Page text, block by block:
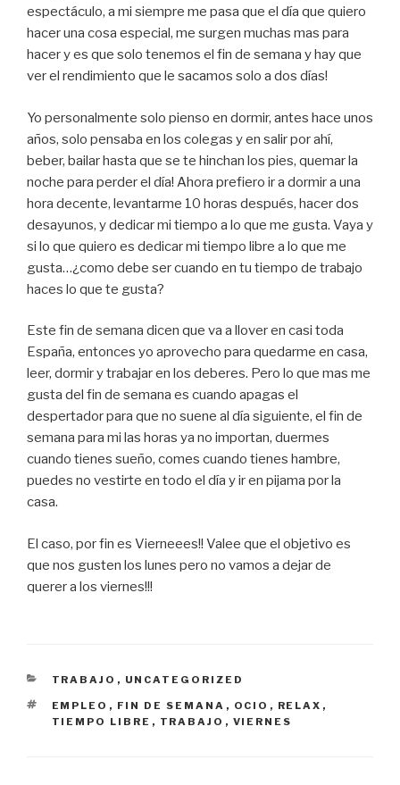
espectáculo, a mi siempre me pasa que el día que quiero
hacer una cosa especial, me surgen muchas mas para
hacer y es que solo tenemos el fin de semana y hay que
ver el rendimiento que le sacamos solo a dos días!
Yo personalmente solo pienso en dormir, antes hace unos
años, solo pensaba en los colegas y en salir por ahí,
beber, bailar hasta que se te hinchan los pies, quemar la
noche para perder el día! Ahora prefiero ir a dormir a una
hora decente, levantarme 10 horas después, hacer dos
desayunos, y dedicar mi tiempo a lo que me gusta. Vaya y
si lo que quiero es dedicar mi tiempo libre a lo que me
gusta…¿como debe ser cuando en tu tiempo de trabajo
haces lo que te gusta?
Este fin de semana dicen que va a llover en casi toda
España, entonces yo aprovecho para quedarme en casa,
leer, dormir y trabajar en los deberes. Pero lo que mas me
gusta del fin de semana es cuando apagas el
despertador para que no suene al día siguiente, el fin de
semana para mi las horas ya no importan, duermes
cuando tienes sueño, comes cuando tienes hambre,
puedes no vestirte en todo el día y ir en pijama por la
casa.
El caso, por fin es Vierneees!! Valee que el objetivo es
que nos gusten los lunes pero no vamos a dejar de
querer a los viernes!!!
CATEGORIES
TRABAJO , UNCATEGORIZED
ETIQUETES
EMPLEO , FIN DE SEMANA , OCIO , RELAX ,
TIEMPO LIBRE , TRABAJO , VIERNES